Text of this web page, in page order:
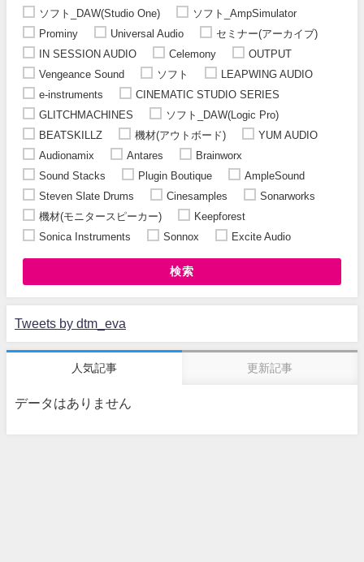
ソフト_DAW(Studio One)
ソフト_AmpSimulator
Prominy
Universal Audio
セミナー(アーカイブ)
IN SESSION AUDIO
Celemony
OUTPUT
Vengeance Sound
ソフト
LEAPWING AUDIO
e-instruments
CINEMATIC STUDIO SERIES
GLITCHMACHINES
ソフト_DAW(Logic Pro)
BEATSKILLZ
機材(アウトボード)
YUM AUDIO
Audionamix
Antares
Brainworx
Sound Stacks
Plugin Boutique
AmpleSound
Steven Slate Drums
Cinesamples
Sonarworks
機材(モニタースピーカー)
Keepforest
Sonica Instruments
Sonnox Excite Audio
検索
Tweets by dtm_eva
人気記事 更新記事
データはありません